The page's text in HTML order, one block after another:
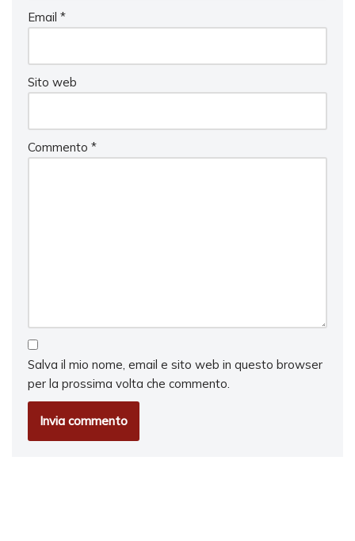
Email *
Sito web
Commento *
Salva il mio nome, email e sito web in questo browser
per la prossima volta che commento.